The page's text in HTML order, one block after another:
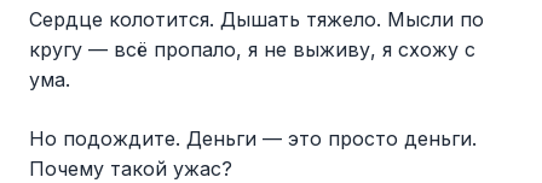
Сердце колотится. Дышать тяжело. Мысли по
кругу — всё пропало, я не выживу, я схожу с
ума.
Но подождите. Деньги — это просто деньги.
Почему такой ужас?